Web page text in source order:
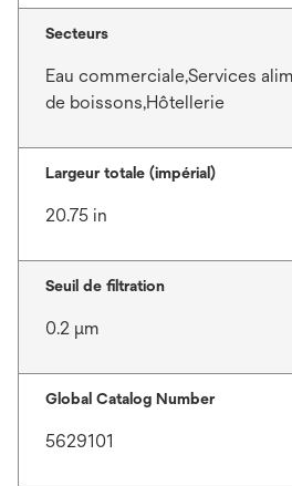
Secteurs
Eau commerciale,Services
de boissons,Hôtellerie
Largeur totale (impérial)
20.75 in
Seuil de filtration
0.2 μm
Global Catalog Number
5629101